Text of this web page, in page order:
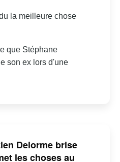
la meilleure chose
que Stéphane
son ex lors d'une
Delorme brise
les choses au